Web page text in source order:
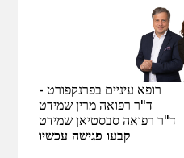
רופא עיניים בפרנקפורט -
ד"ר רפואה מרין שמידט
ד"ר רפואה סבסטיאן שמידט
קבעו פגישה עכשיו